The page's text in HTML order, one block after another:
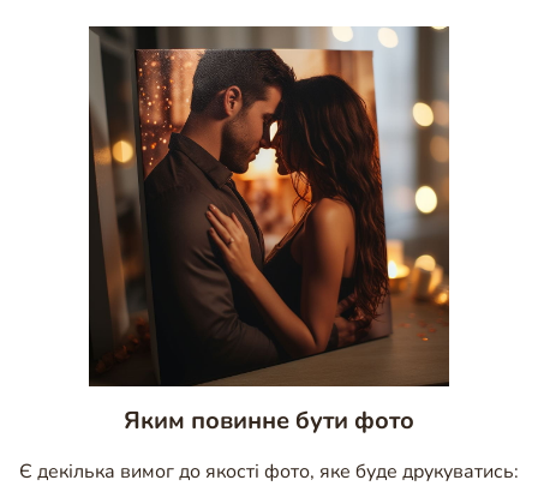
Яким повинне бути фото
Є декілька вимог до якості фото, яке буде друкуватись: